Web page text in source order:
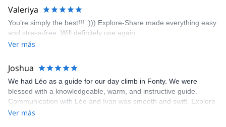
area. The weather was perfect, no direct sun and cool enough to
enjoy the climbs. Explore-Share made booking an outdoor
climbing experience in Lisbon extremely easy. Luis, our guide,
was fantastic, and the platform’s organization was flawless.
Valeriya
You’re simply the best!!! :))) Explore-Share made everything easy
and stress-free. Will definitely use again.
Ver más
Joshua
We had Léo as a guide for our day climb in Fonty. We were
blessed with a knowledgeable, warm, and instructive guide.
Communication with Léo and Ivan was smooth and swift. Explore-
Share was excellent in arranging everything for our day climb.
Ver más